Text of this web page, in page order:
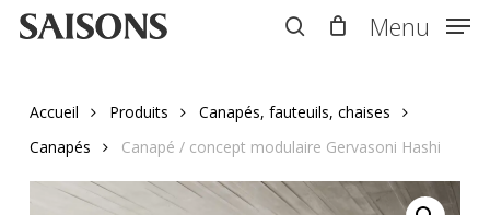
Skip
Menu
Accueil Produits
Canapés, fauteuils, chaises
Canapés
Canapé / concept modulaire Gervasoni Hashi